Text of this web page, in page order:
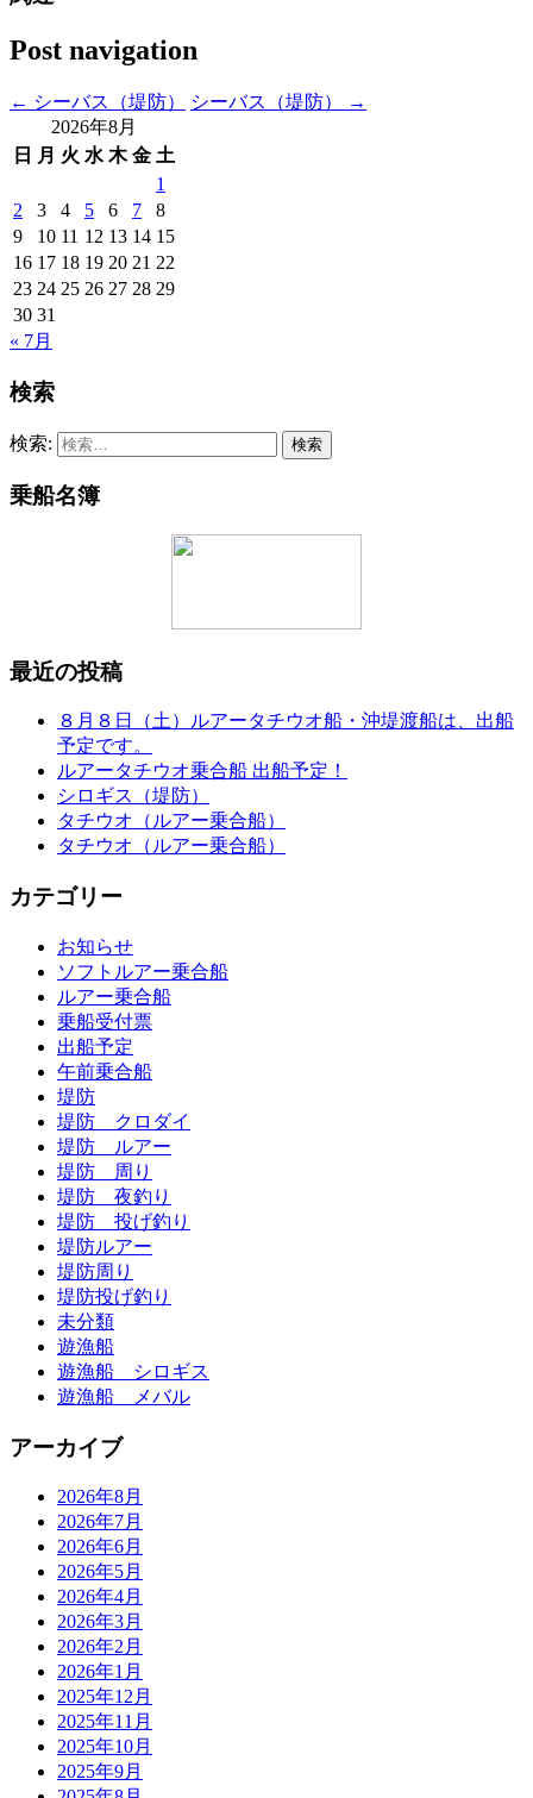
Post navigation
← シーバス（堤防） シーバス（堤防）
→
2026年8月
日
月 火 水 木 金 土
1
2
3 4 5 6 7
8
9
10 11 12 13 14 15
16 17 18 19 20 21 22
23 24 25 26 27 28 29
30 31
« 7月
検索
検索:
乗船名簿
最近の投稿
８月８日（土）ルアータチウオ船・沖堤渡船は、出船
予定です。
ルアータチウオ乗合船 出船予定！
シロギス（堤防）
タチウオ（ルアー乗合船）
タチウオ（ルアー乗合船）
カテゴリー
お知らせ
ソフトルアー乗合船
ルアー乗合船
乗船受付票
出船予定
午前乗合船
堤防
堤防 クロダイ
堤防 ルアー
堤防 周り
堤防 夜釣り
堤防 投げ釣り
堤防ルアー
堤防周り
堤防投げ釣り
未分類
遊漁船
遊漁船 シロギス
遊漁船 メバル
アーカイブ
2026年8月
2026年7月
2026年6月
2026年5月
2026年4月
2026年3月
2026年2月
2026年1月
2025年12月
2025年11月
2025年10月
2025年9月